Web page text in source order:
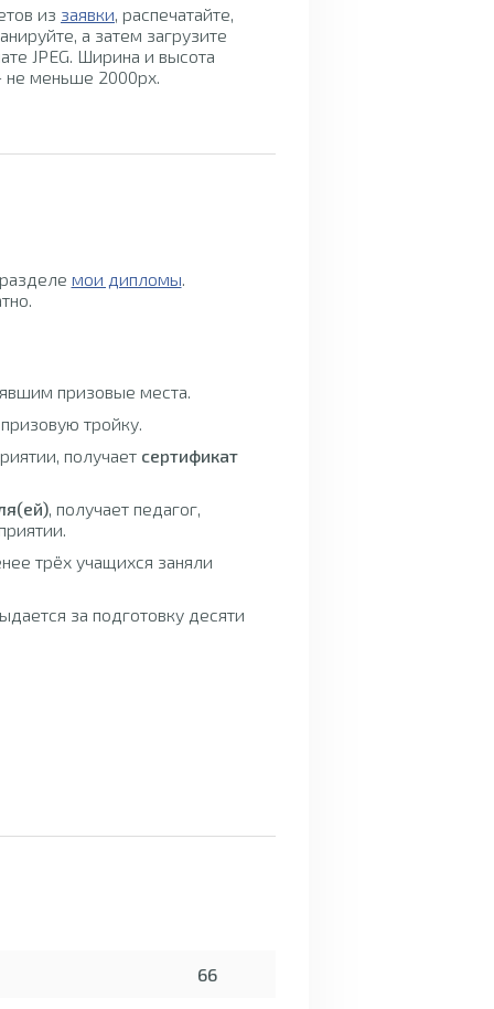
из заявки, распечатайте,
а затем загрузите
JPEG. Ширина и высота
не меньше 2000px.
мои дипломы.
призовые места.
тройку.
получает сертификат
, получает педагог,
трёх учащихся заняли
за подготовку десяти
66